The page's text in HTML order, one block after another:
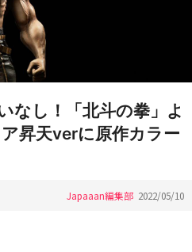
なし！「北斗の拳」よ
昇天verに原作カラー
Japaaan編集部 2022/05/10